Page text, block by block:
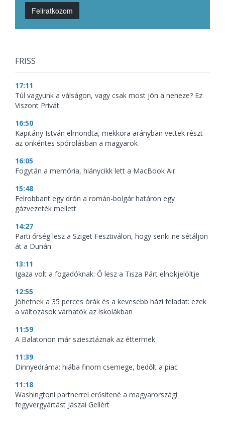
Feliratkozom
FRISS
17:11
Túl vagyunk a válságon, vagy csak most jön a neheze? Ez
Viszont Privát
16:50
Kapitány István elmondta, mekkora arányban vettek részt
az önkéntes spórolásban a magyarok
16:05
Fogytán a memória, hiánycikk lett a MacBook Air
15:48
Felrobbant egy drón a román-bolgár határon egy
gázvezeték mellett
14:27
Parti őrség lesz a Sziget Fesztiválon, hogy senki ne sétáljon
át a Dunán
13:11
Igaza volt a fogadóknak: Ő lesz a Tisza Párt elnökjelöltje
12:55
Jöhetnek a 35 perces órák és a kevesebb házi feladat: ezek
a változások várhatók az iskolákban
11:59
A Balatonon már sziesztáznak az éttermek
11:39
Dinnyedráma: hiába finom csemege, bedőlt a piac
11:18
Washingtoni partnerrel erősítené a magyarországi
fegyvergyártást Jászai Gellért